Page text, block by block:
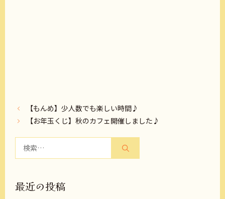
【もんめ】少人数でも楽しい時間♪
【お年玉くじ】秋のカフェ開催しました♪
最近の投稿